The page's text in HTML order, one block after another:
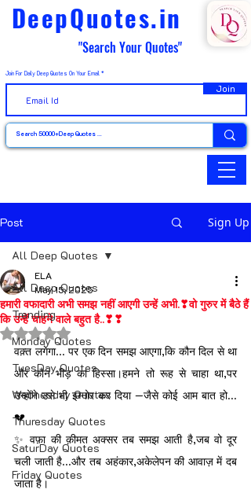
DeepQuotes.in
"Search Your Quotes"
Join For Daily Deep Quotes On Your Email
Join
Post Sign Up
All Deep Quotes
Trending
Monday Quotes
TuesDay Quotes
Wednesday Quotes
Thuresday Quotes
SaturDay Quotes
Friday Quotes
All Deep Quotes
हमारी वफादारी अभी समझ नहीं आएगी उन्हें अभी.❣वो गुरुर में बैठे हैं
कि उन्हें चाहने वाले बहुत है..❣❣
ELA
May 15, 2025
Rated NaN out of 5 stars.
वक़्त लगेगा... पर एक दिन समझ आएगा,कि कौन दिल से था
और कौन भीड़ का हिस्सा।हमने तो रूह से चाहा था,पर
उन्होंने उसे भी इग्नोर कर दिया —जैसे कोई आम बात हो...
💔
✨ वफ़ा की क़ीमत अक्सर तब समझ आती है,जब वो दूर
चली जाती है...और तब अहंकार,अकेलेपन की आवाज़ में दब
जाता है।